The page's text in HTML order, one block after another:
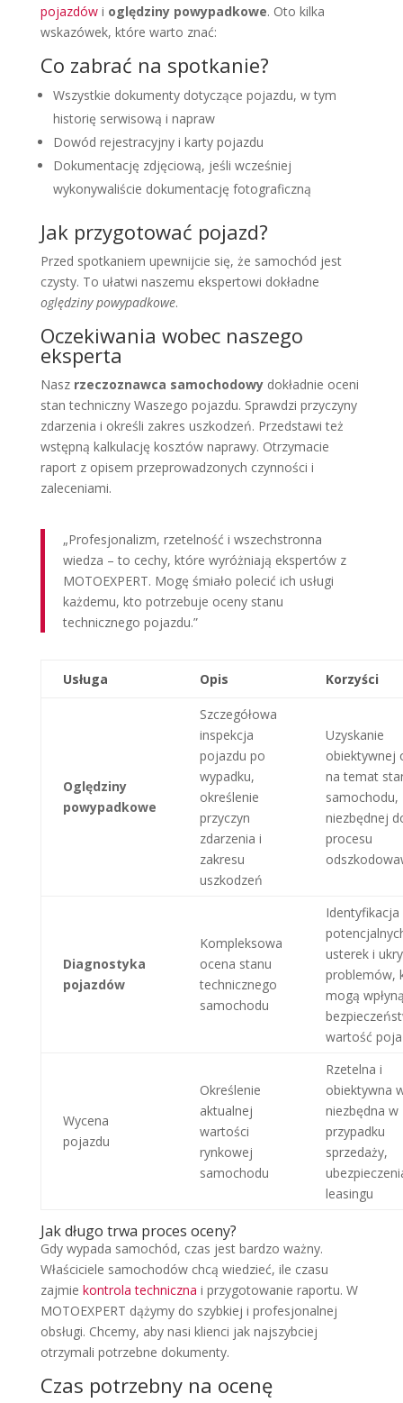
pojazdówi oględziny powypadkowe. Oto kilka
wskazówek, które warto znać:
Co zabrać na spotkanie?
Wszystkie dokumenty dotyczące pojazdu, w tym
historię serwisową i napraw
Dowód rejestracyjny i karty pojazdu
Dokumentację zdjęciową, jeśli wcześniej
wykonywaliście dokumentację fotograficzną
Jak przygotować pojazd?
Przed spotkaniem upewnijcie się, że samochód jest
czysty. To ułatwi naszemu ekspertowi dokładne
oględziny powypadkowe.
Oczekiwania wobec naszego
eksperta
Nasz rzeczoznawca samochodowydokładnie oceni
stan techniczny Waszego pojazdu. Sprawdzi przyczyny
zdarzenia i określi zakres uszkodzeń. Przedstawi też
wstępną kalkulację kosztów naprawy. Otrzymacie
raport z opisem przeprowadzonych czynności i
zaleceniami.
„Profesjonalizm, rzetelność i wszechstronna
wiedza – to cechy, które wyróżniają ekspertów z
MOTOEXPERT. Mogę śmiało polecić ich usługi
każdemu, kto potrzebuje oceny stanu
technicznego pojazdu.”
Usługa Opis Korzyści
Oględziny
powypadkowe
Szczegółowa
inspekcja
pojazdu po
wypadku,
określenie
przyczyn
zdarzenia i
zakresu
uszkodzeń
Uzyskanie
obiektywnej
na temat
samochodu,
niezbędnej
procesu
Diagnostyka
pojazdów
Kompleksowa
ocena stanu
technicznego
samochodu
Identyfikacja
usterek i
problemów,
mogą
wartość
Wycena
pojazdu
Określenie
aktualnej
wartości
rynkowej
samochodu
Rzetelna i
obiektywna
niezbędna w
przypadku
sprzedaży,
leasingu
Jak długo trwa proces oceny?
Gdy wypada samochód, czas jest bardzo ważny.
Właściciele samochodów chcą wiedzieć, ile czasu
zajmie kontrola techniczna i przygotowanie raportu. W
MOTOEXPERT dążymy do szybkiej i profesjonalnej
obsługi. Chcemy, aby nasi klienci jak najszybciej
otrzymali potrzebne dokumenty.
Czas potrzebny na ocenę